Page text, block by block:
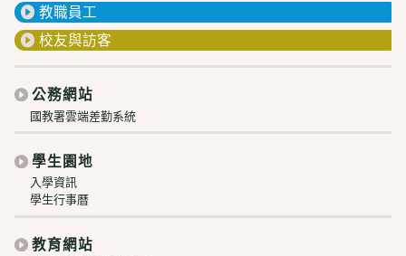
教職員工
校友與訪客
公務網站
國教署雲端差勤系統
學生園地
入學資訊
學生行事曆
教育網站